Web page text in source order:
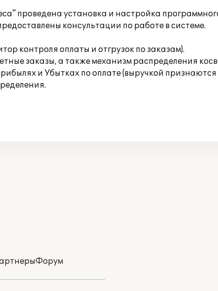
проведена установка и настройка
консультации по работе в системе.
контроля оплаты и отгрузок по заказам).
заказы, а также механизм распределения
и Убытках по оплате (выручкой
Форум